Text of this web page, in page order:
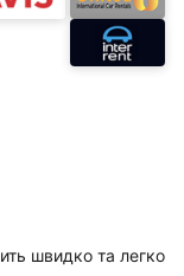
швидко та легко